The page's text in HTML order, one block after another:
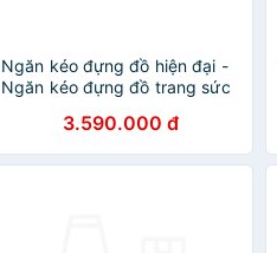
Ngăn kéo đựng đồ hiện đại -
Ngăn kéo đựng đồ trang sức
3.590.000 đ